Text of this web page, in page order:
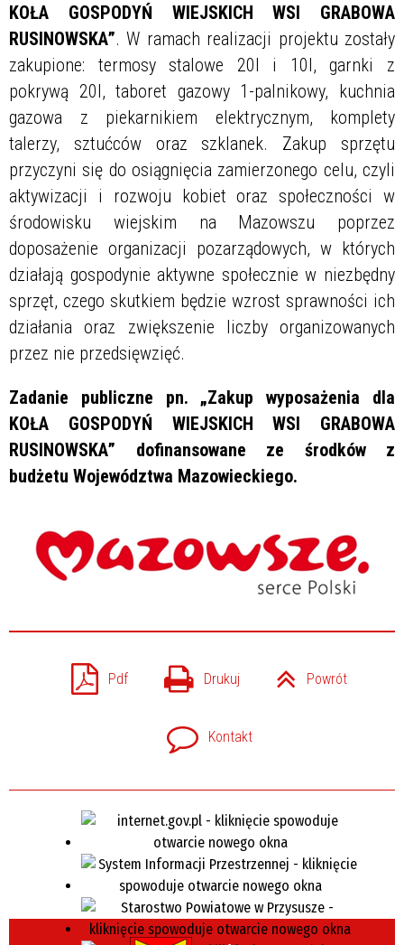
KOŁA GOSPODYŃ WIEJSKICH WSI GRABOWA
RUSINOWSKA”. W ramach realizacji projektu zostały
zakupione: termosy stalowe 20l i 10l, garnki z
pokrywą 20l, taboret gazowy 1-palnikowy, kuchnia
gazowa z piekarnikiem elektrycznym, komplety
talerzy, sztućców oraz szklanek. Zakup sprzętu
przyczyni się do osiągnięcia zamierzonego celu, czyli
aktywizacji i rozwoju kobiet oraz społeczności w
środowisku wiejskim na Mazowszu poprzez
doposażenie organizacji pozarządowych, w których
działają gospodynie aktywne społecznie w niezbędny
sprzęt, czego skutkiem będzie wzrost sprawności ich
działania oraz zwiększenie liczby organizowanych
przez nie przedsięwzięć.
Zadanie publiczne pn. „Zakup wyposażenia dla
KOŁA GOSPODYŃ WIEJSKICH WSI GRABOWA
RUSINOWSKA” dofinansowane ze środków z
budżetu Województwa Mazowieckiego.
Pdf Drukuj Powrót
Kontakt